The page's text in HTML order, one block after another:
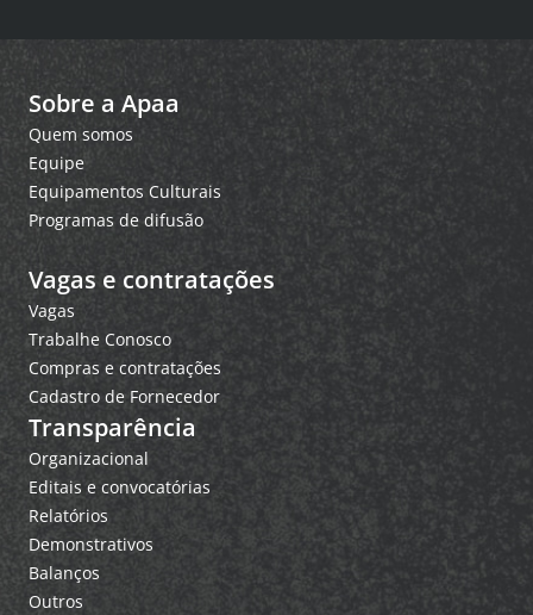
Sobre a Apaa
Quem somos
Equipe
Equipamentos Culturais
Programas de difusão
Vagas e contratações
Vagas
Trabalhe Conosco
Compras e contratações
Cadastro de Fornecedor
Transparência
Organizacional
Editais e convocatórias
Relatórios
Demonstrativos
Balanços
Outros